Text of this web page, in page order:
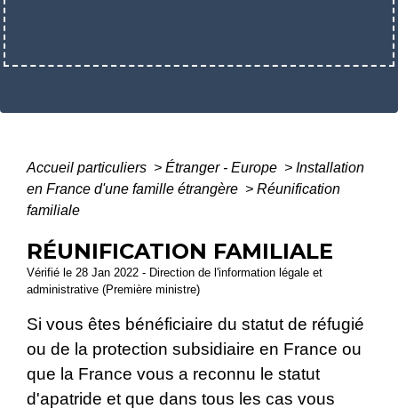
Accueil particuliers > Étranger - Europe > Installation
en France d'une famille étrangère > Réunification
familiale
RÉUNIFICATION FAMILIALE
Vérifié le 28 Jan 2022 - Direction de l'information légale et
administrative (Première ministre)
Si vous êtes bénéficiaire du statut de réfugié
ou de la protection subsidiaire en France ou
que la France vous a reconnu le statut
d'apatride et que dans tous les cas vous